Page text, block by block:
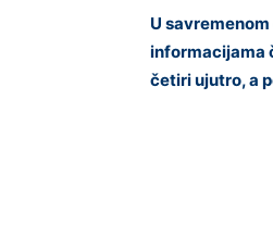
U
informacijama
četiri ujutro, a